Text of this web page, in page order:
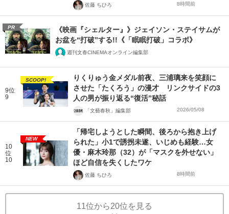
佐藤 ちひろ 8時間前
PR
《映画『シェルター』》ジェイソン・ステイサムが
お盆を“打破”する!!《「眠眠打破」コラボ》
週刊文春CINEMAオンライン編集部
9位
9
SCOOP!
りくりゅう金メダル前夜、三浦璃来を笑顔に
させた「たくろう」の漫才 リンクサイドの3
人の男が振り返る“復活”秘話
「文藝春秋」編集部 2026/05/08
10
位
10
NEW
「帰宅しようとした瞬間、後ろから抱き上げ
られた」小1で誘拐未遂、いじめも経験…女
優・麻木玲那（32）が「マスクを外せない」
ほど自信を失くしたワケ
佐藤 ちひろ 8時間前
11位から20位を見る